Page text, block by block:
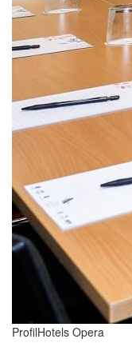
ProfilHotels Opera